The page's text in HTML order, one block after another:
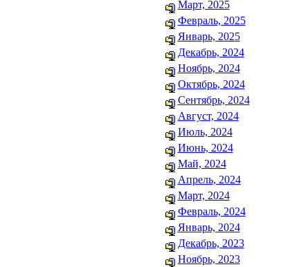
Март, 2025
Февраль, 2025
Январь, 2025
Декабрь, 2024
Ноябрь, 2024
Октябрь, 2024
Сентябрь, 2024
Август, 2024
Июль, 2024
Июнь, 2024
Май, 2024
Апрель, 2024
Март, 2024
Февраль, 2024
Январь, 2024
Декабрь, 2023
Ноябрь, 2023